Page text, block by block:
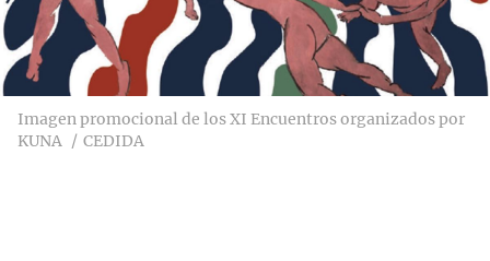
Imagen promocional de los XI Encuentros organizados por
KUNA
CEDIDA